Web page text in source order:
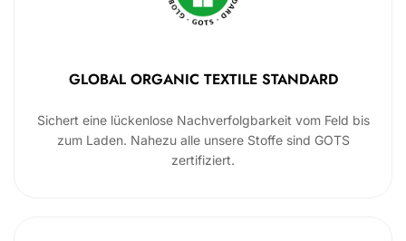
GLOBAL ORGANIC TEXTILE STANDARD
Sichert eine lückenlose Nachverfolgbarkeit vom Feld bis
zum Laden. Nahezu alle unsere Stoffe sind GOTS
zertifiziert.